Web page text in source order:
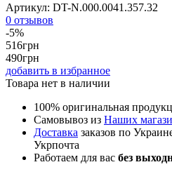
Артикул: DT-N.000.0041.357.32
0 отзывов
-5%
516грн
490грн
добавить в избранное
Товара нет в наличии
100% оригинальная
Самовывоз из Наших
Доставка заказов по
Укрпочта
Работаем для вас без